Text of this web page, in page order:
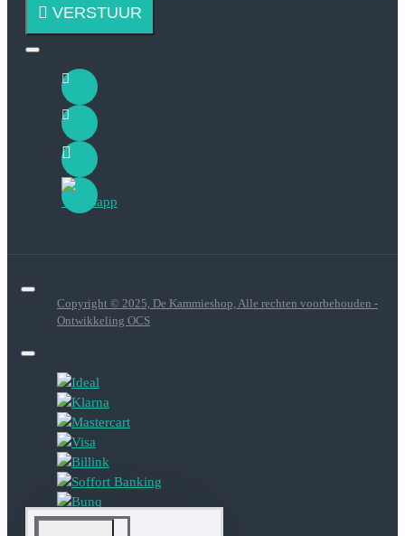
VERSTUUR
Copyright © 2025, De Kammieshop, Alle rechten voorbehouden -
Ontwikkeling OCS